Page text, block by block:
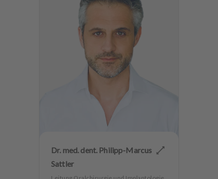
Dr. med. dent. Philipp-Marcus
Sattler